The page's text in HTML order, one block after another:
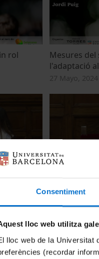
Consentiment
lloc web utilitza
lloc web de la Universitat
(recordar
rol
Mesures
l'adaptació
27 Mayo, 2024
I
adolescents:
17 Julio, 2023